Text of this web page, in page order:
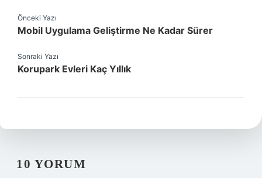
Önceki Yazı
Mobil Uygulama Geliştirme Ne Kadar Sürer
Sonraki Yazı
Korupark Evleri Kaç Yıllık
10 YORUM